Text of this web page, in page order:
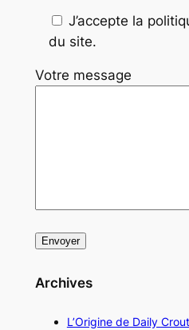
J’accepte la
du site.
Votre message
Archives
L’Origine de Daily